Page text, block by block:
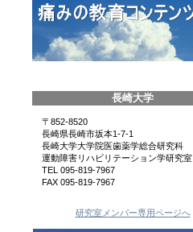
長崎大学
〒852-8520
長崎県長崎市坂本1-7-1
長崎大学大学院医歯薬学総合研究科
運動障害リハビリテーション学研究室
TEL 095-819-7967
FAX 095-819-7967
研究室メンバー専用ページへ